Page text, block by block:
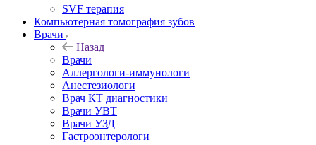
SVF терапия
Компьютерная томография зубов
Врачи
Назад
Врачи
Аллергологи-иммунологи
Анестезиологи
Врач КТ диагностики
Врачи УВТ
Врачи УЗД
Гастроэнтерологи